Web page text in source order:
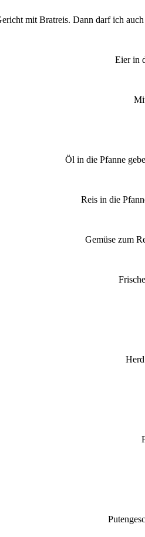
mit Bratreis. Dann darf ich
Eier in
Öl in die Pfanne
Reis in die
Gemüse zum